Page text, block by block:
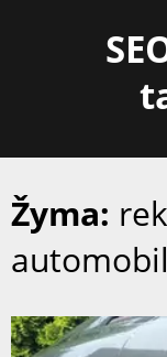
Žyma: